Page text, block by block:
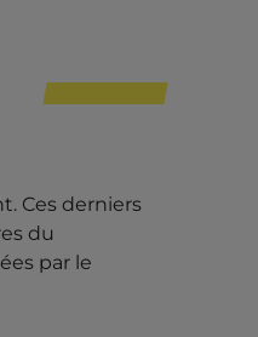
Ces derniers
du
par le